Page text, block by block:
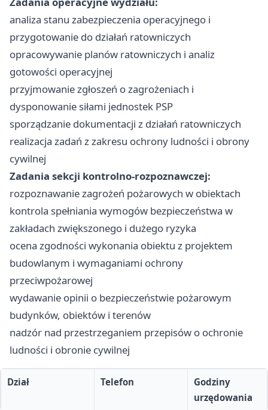
analiza stanu zabezpieczenia operacyjnego i
przygotowanie do działań ratowniczych
opracowywanie planów ratowniczych i analiz
gotowości operacyjnej
przyjmowanie zgłoszeń o zagrożeniach i
dysponowanie siłami jednostek PSP
sporządzanie dokumentacji z działań ratowniczych
realizacja zadań z zakresu ochrony ludności i obrony
cywilnej
Zadania sekcji kontrolno-rozpoznawczej:
rozpoznawanie zagrożeń pożarowych w obiektach
kontrola spełniania wymogów bezpieczeństwa w
zakładach zwiększonego i dużego ryzyka
ocena zgodności wykonania obiektu z projektem
budowlanym i wymaganiami ochrony
przeciwpożarowej
wydawanie opinii o bezpieczeństwie pożarowym
budynków, obiektów i terenów
nadzór nad przestrzeganiem przepisów o ochronie
ludności i obronie cywilnej
Dział Telefon
Godziny
urzędowania